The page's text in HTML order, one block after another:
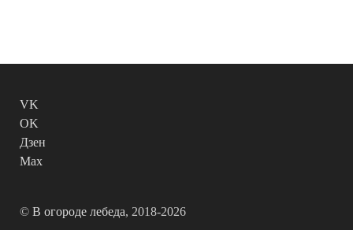
VK
OK
Дзен
Max
© В огороде лебеда, 2018-2026